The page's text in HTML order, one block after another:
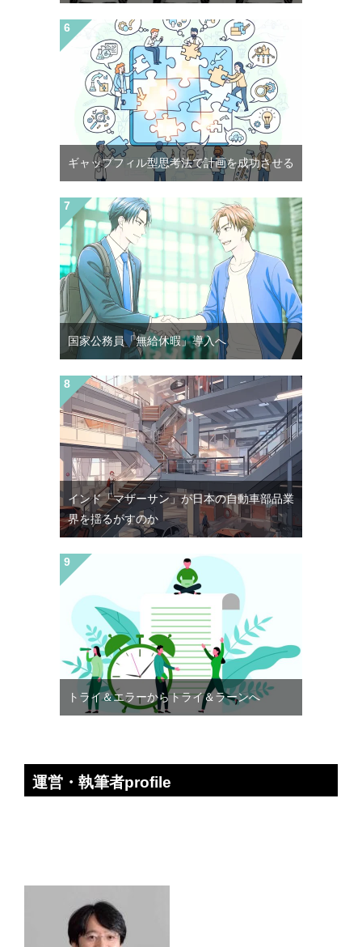
ギャップフィル型思考法で計画を成功させる
国家公務員「無給休暇」導入へ
インド「マザーサン」が日本の自動車部品業
界を揺るがすのか
トライ＆エラーからトライ＆ラーンへ
運営・執筆者profile